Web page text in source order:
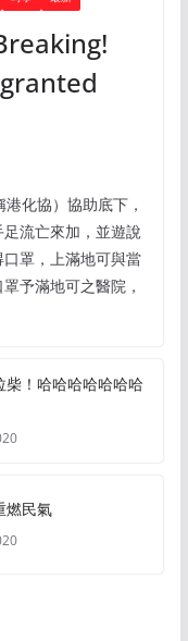
化協）協助底下，
流亡來加，並遊說
罩，上滿地可與當
予滿地可之醫院，
！哈哈哈哈哈哈哈
燃民氣